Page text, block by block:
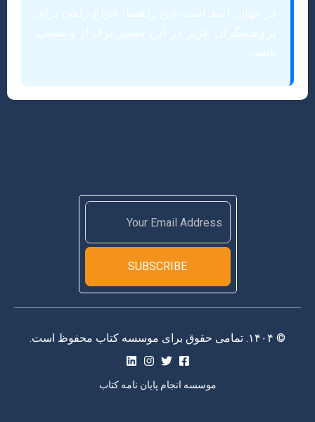
در جهان. امید است این راهنما، چراغ راهی برای
پژوهشگران عزیز در این مسیر پرفراز و نشیب
باشد.
SUBSCRIBE
© ۱۴۰۴. تمامی حقوق برای موسسه کتاب محفوظ است.
موسسه انجام پایان نامه کتاب